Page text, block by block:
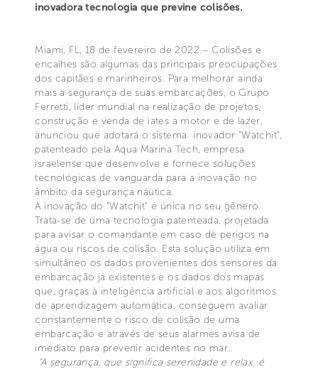
inovadora tecnologia que previne colisões.
Miami, FL, 18 de fevereiro de 2022 – Colisões e
encalhes são algumas das principais preocupações
dos capitães e marinheiros. Para melhorar ainda
mais a segurança de suas embarcações, o Grupo
Ferretti, líder mundial na realização de projetos,
construção e venda de iates a motor e de lazer,
anunciou que adotará o sistema inovador "Watchit",
patenteado pela Aqua Marina Tech, empresa
israelense que desenvolve e fornece soluções
tecnológicas de vanguarda para a inovação no
âmbito da segurança náutica.
A inovação do "Watchit" é única no seu gênero.
Trata-se de uma tecnologia patenteada, projetada
para avisar o comandante em caso de perigos na
água ou riscos de colisão. Esta solução utiliza em
simultâneo os dados provenientes dos sensores da
embarcação já existentes e os dados dos mapas
que, graças à inteligência artificial e aos algoritmos
de aprendizagem automática, conseguem avaliar
constantemente o risco de colisão de uma
embarcação e através de seus alarmes avisa de
imediato para prevenir acidentes no mar.
“A segurança, que significa serenidade e relax, é